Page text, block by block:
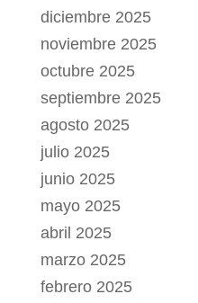
diciembre 2025
noviembre 2025
octubre 2025
septiembre 2025
agosto 2025
julio 2025
junio 2025
mayo 2025
abril 2025
marzo 2025
febrero 2025